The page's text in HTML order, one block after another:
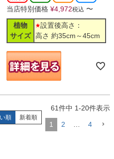
当店特別価格 ¥4,972税込 〜
植物
サイズ
設置後高さ：
高さ 約35cm～45cm
順 新着順
61件中 1-20件表示
1 2 4